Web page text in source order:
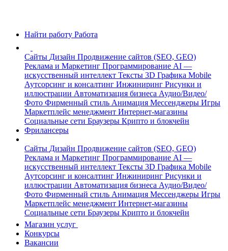
Найти работу Работа
Сайты Дизайн Продвижение сайтов (SEO, GEO)
Реклама и Маркетинг Программирование AI —
искусственный интеллект Тексты 3D Графика Mobile
Аутсорсинг и консалтинг Инжиниринг Рисунки и
иллюстрации Автоматизация бизнеса Аудио/Видео/
Фото Фирменный стиль Анимация Мессенджеры Игры
Маркетплейс менеджмент Интернет-магазины
Социальные сети Браузеры Крипто и блокчейн
Фрилансеры
Сайты Дизайн Продвижение сайтов (SEO, GEO)
Реклама и Маркетинг Программирование AI —
искусственный интеллект Тексты 3D Графика Mobile
Аутсорсинг и консалтинг Инжиниринг Рисунки и
иллюстрации Автоматизация бизнеса Аудио/Видео/
Фото Фирменный стиль Анимация Мессенджеры Игры
Маркетплейс менеджмент Интернет-магазины
Социальные сети Браузеры Крипто и блокчейн
Магазин услуг
Конкурсы
Вакансии